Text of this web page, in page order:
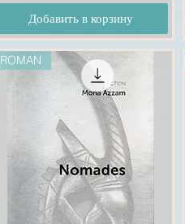
Добавить в корзину
ROMAN